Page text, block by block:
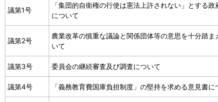
議第1号
「集団的自衛権の行使は憲法上許されない」とする
について
議第2号
農業改革の慎重な議論と関係団体等の意思を十分踏
いて
議第3号 委員会の継続審査及び調査について
議第4号 「義務教育費国庫負担制度」の堅持を求める意見書に